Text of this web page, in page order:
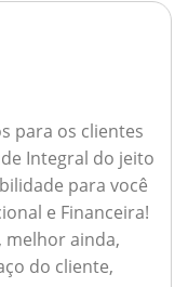
para os clientes
Integral do jeito
para você
e Financeira!
melhor ainda,
do cliente,